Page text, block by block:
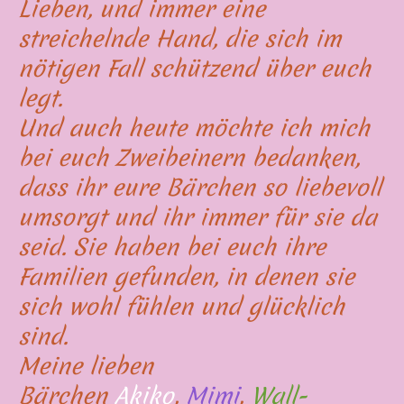
Lieben, und immer eine
streichelnde Hand, die sich im
nötigen Fall schützend über euch
legt.
Und auch heute möchte ich mich
bei euch Zweibeinern bedanken,
dass ihr eure Bärchen so liebevoll
umsorgt und ihr immer für sie da
seid. Sie haben bei euch ihre
Familien gefunden, in denen sie
sich wohl fühlen und glücklich
sind.
Meine lieben
BärchenAkiko, Mimi, Wall-